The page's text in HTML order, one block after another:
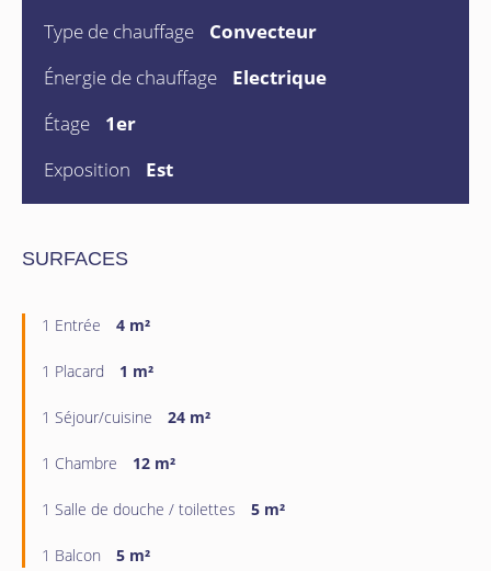
Type de chauffage
Convecteur
Énergie de chauffage
Electrique
Étage
1er
Exposition
Est
SURFACES
1 Entrée 4 m²
1 Placard 1 m²
1 Séjour/cuisine 24 m²
1 Chambre 12 m²
1 Salle de douche / toilettes 5 m²
1 Balcon 5 m²